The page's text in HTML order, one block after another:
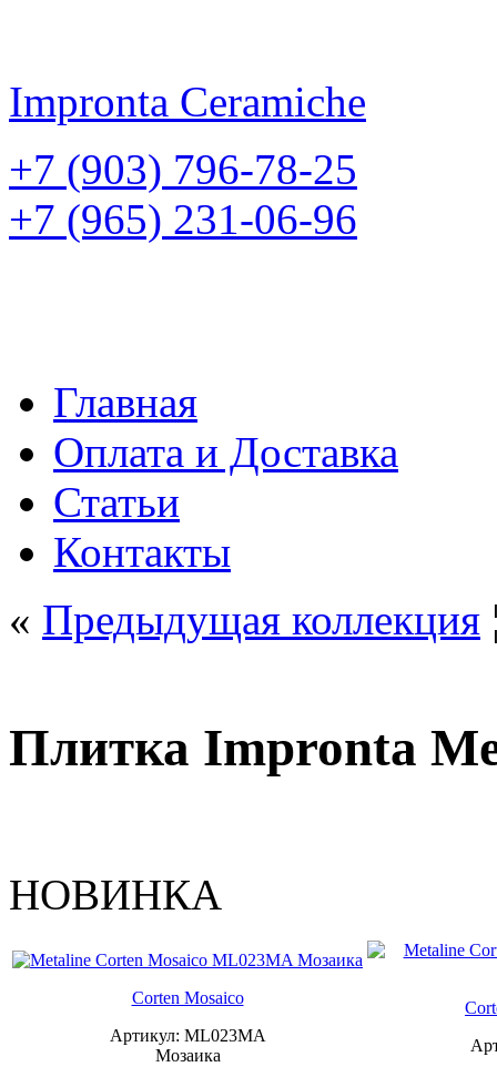
Impronta Ceramiche
+7 (903) 796-78-25
+7 (965) 231-06-96
Главная
Оплата и Доставка
Статьи
Контакты
« Предыдущая коллекция
Плитка Impronta
НОВИНКА
Corten Mosaico
Артикул: ML023MA
Мозаика